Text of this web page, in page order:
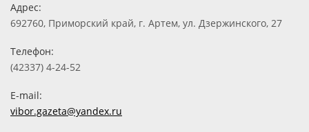
Адрес:
692760, Приморский край, г. Артем, ул. Дзержинского, 27
Телефон:
(42337) 4-24-52
E-mail:
vibor.gazeta@yandex.ru